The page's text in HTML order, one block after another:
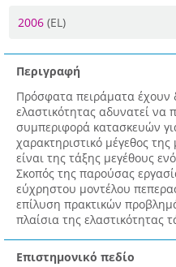
2006 (EL)
Περιγραφή
Πρόσφατα πειράματα έχουν
ελαστικότητας αδυνατεί να
συμπεριφορά κατασκευών
χαρακτηριστικό μέγεθος
είναι της τάξης μεγέθους
Σκοπός της παρούσας
εύχρηστου μοντέλου
επίλυση πρακτικών
πλαίσια της ελαστικότητας
Επιστημονικό πεδίο